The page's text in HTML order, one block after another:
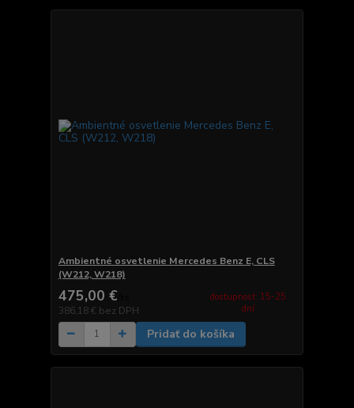
Ambientné osvetlenie Mercedes Benz E, CLS
(W212, W218)
475,00 €
386,18 € bez DPH
dostupnosť: 15-25
dní
Pridať do košíka